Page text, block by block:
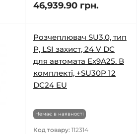
46,939.90 грн.
Розчеплювач SU3.0, тип
Р, LSI захист, 24 V DC
для автомата Ex9A25. В
комплекті, +SU30P 12
DC24 EU
Немає в наявності
Код товару: 112314